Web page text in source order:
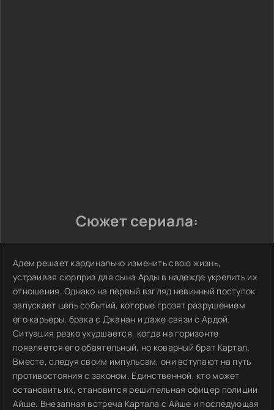
Сюжет сериала:
Адем решает кардинально изменить свою жизнь,
устраивая сюрприз для сына Арды в надежде укрепить их
отношения. Однако на первый взгляд невинный поступок
запускает цепь событий, которые грозят разрушением
его карьеры, брака с Джанан и даже связи с Ардой.
Ситуация резко ухудшается, когда на горизонте
появляется его обаятельный, но коварный брат Картал.
Вместе, следуя своим импульсам, они вступают на путь
противостояния с законом. Единственной, кто может
остановить их, становится решительная офицер полиции
Айше. Внезапная встреча Картала с Айше и последующая